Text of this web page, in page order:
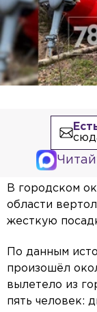
В городском
области
жесткую
По данным
произошёл
вылетело из
пять человек: